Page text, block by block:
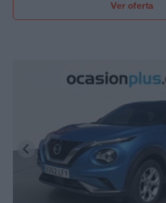
Ver oferta